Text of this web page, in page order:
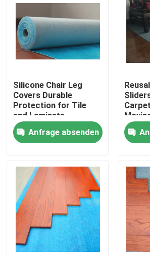
Zu Hause
Produkte
Über uns
Werksbesichtigung
Silicone Chair Leg
Covers Durable
Protection for Tile
and Laminate
Anfrage absenden